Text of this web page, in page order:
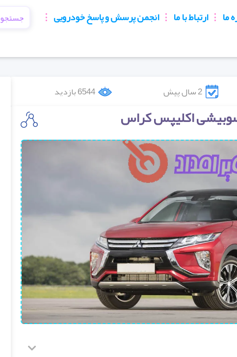
ما ارتباط با ما
انجمن پرسش و پاسخ خودرویی
2 سال پیش 6544 بازدید
اکلیپس کراس